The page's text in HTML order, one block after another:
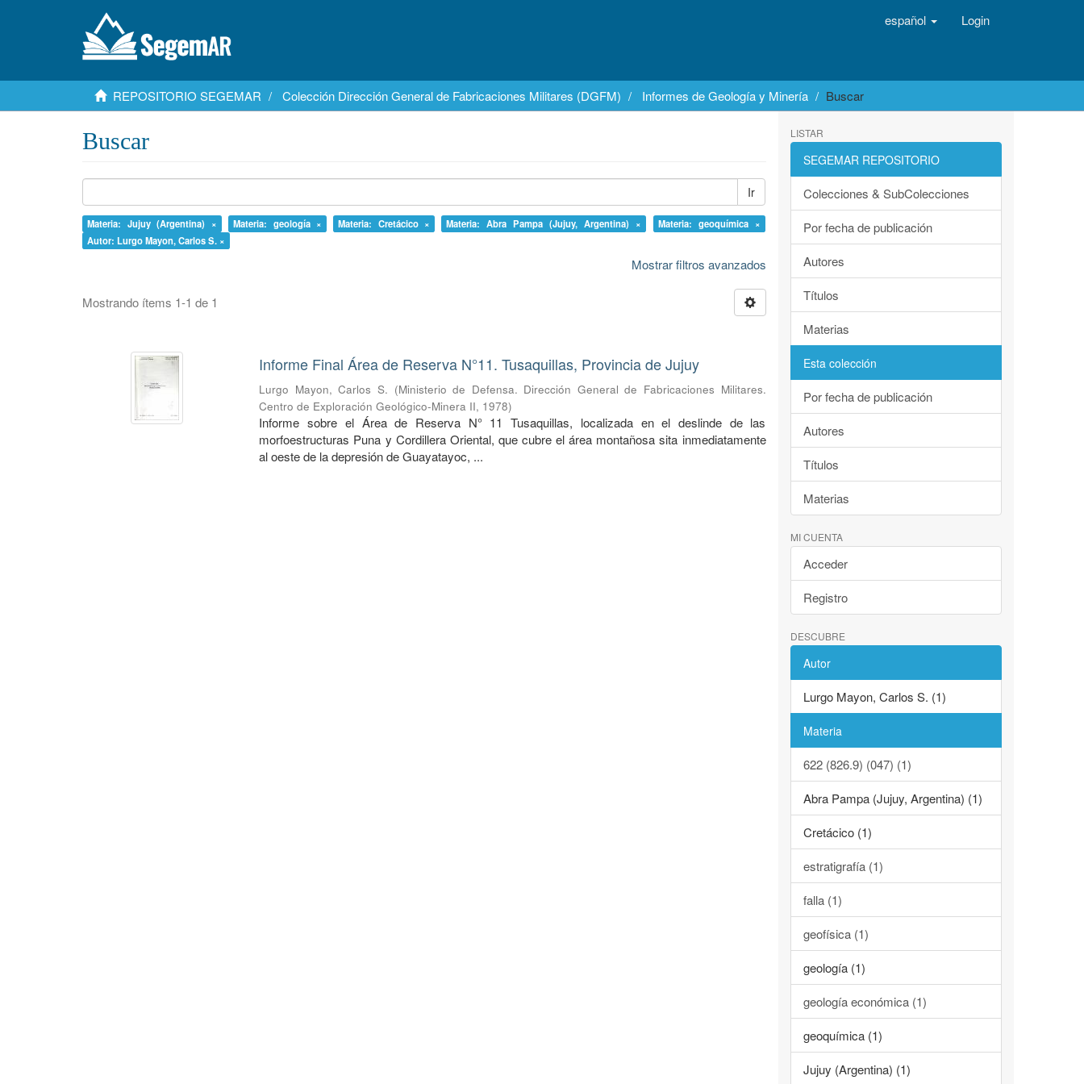
español Login
REPOSITORIO SEGEMAR Colección Dirección General de Fabricaciones Militares (DGFM) Informes de Geología y Minería Buscar
Buscar
Ir
Materia: Jujuy (Argentina) × Materia: geología × Materia: Cretácico × Materia: Abra Pampa (Jujuy, Argentina) ×
Materia: geoquímica ×
Autor: Lurgo Mayon, Carlos S. ×
Mostrar filtros avanzados
Mostrando ítems 1-1 de 1
Informe Final Área de Reserva N°11. Tusaquillas, Provincia de Jujuy
Lurgo Mayon, Carlos S. (Ministerio de Defensa. Dirección General de Fabricaciones Militares.
Centro de Exploración Geológico-Minera II, 1978)
Informe sobre el Área de Reserva N° 11 Tusaquillas, localizada en el deslinde de las
morfoestructuras Puna y Cordillera Oriental, que cubre el área montañosa sita inmediatamente
al oeste de la depresión de Guayatayoc, ...
LISTAR
SEGEMAR REPOSITORIO
Colecciones & SubColecciones
Por fecha de publicación
Autores
Títulos
Materias
Esta colección
Por fecha de publicación
Autores
Títulos
Materias
MI CUENTA
Acceder
Registro
DESCUBRE
Autor
Lurgo Mayon, Carlos S. (1)
Materia
622 (826.9) (047) (1)
Abra Pampa (Jujuy, Argentina) (1)
Cretácico (1)
estratigrafía (1)
falla (1)
geofísica (1)
geología (1)
geología económica (1)
geoquímica (1)
Jujuy (Argentina) (1)